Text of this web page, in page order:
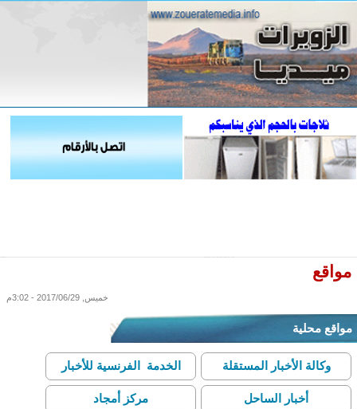
مواقع
خميس, 2017/06/29 - 3:02م
مواقع محلية
وكالة الأخبار المستقلة الخدمة الفرنسية للأخبار
أخبار الساحل مركز أمجاد